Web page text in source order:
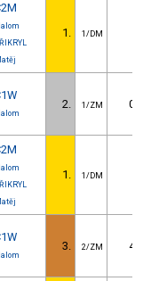
1. 1/DM
2. 1/ZM 0.40
1. 1/DM
3. 2/ZM 4.40